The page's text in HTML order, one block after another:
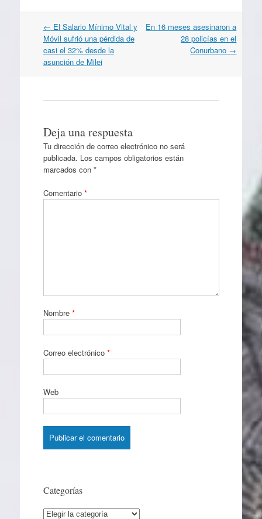
Navegación
por
artículos
← El Salario Mínimo Vital y
Móvil sufrió una pérdida de
casi el 32% desde la
asunción de Milei
En 16 meses asesinaron a
28 policías en el
Conurbano →
Deja una respuesta
Tu dirección de correo electrónico no será
publicada. Los campos obligatorios están
marcados con *
Comentario *
Nombre *
Correo electrónico *
Web
Categorías
Categorías